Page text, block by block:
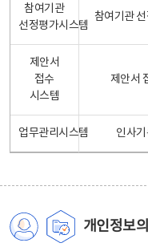
참여기관
선정평가시스템
참여기관
제안서
접수
시스템
제안서
업무관리시스템 인사
개인정보